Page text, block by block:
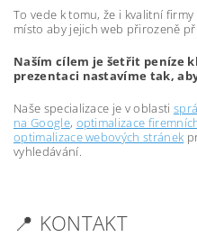
To vede k tomu, že i kvalitní
místo aby jejich web přirozeně
Naším cílem je šetřit peníze
prezentaci nastavíme tak,
Naše specializace je v oblasti
na Google, optimalizace
optimalizace webových stránek
vyhledávání.
📍 KONTAKT